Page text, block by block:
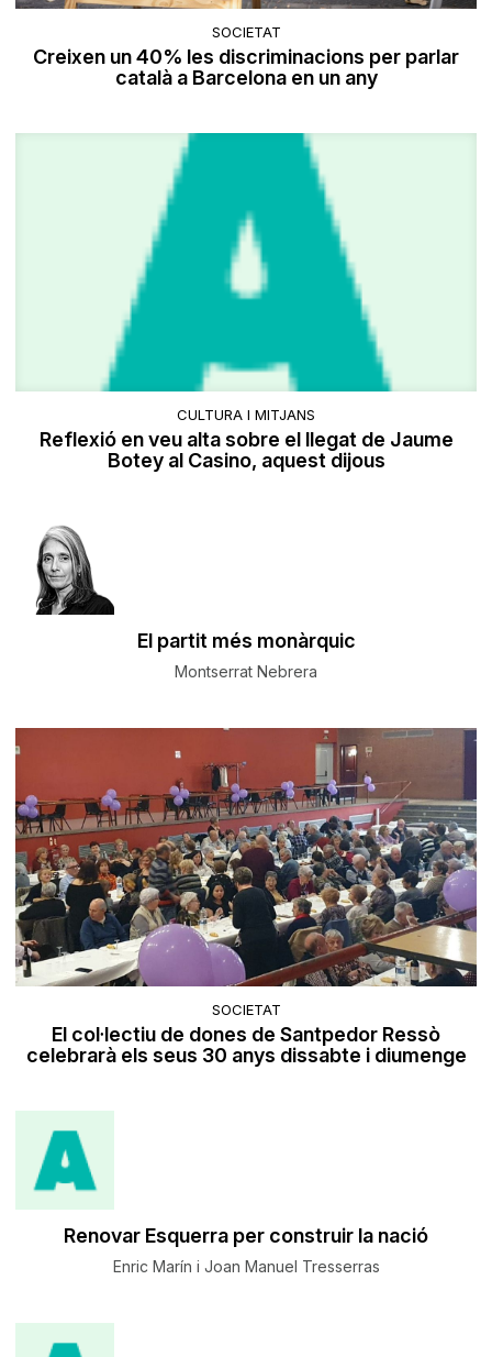
SOCIETAT
Creixen un 40% les discriminacions per parlar
català a Barcelona en un any
CULTURA I MITJANS
Reflexió en veu alta sobre el llegat de Jaume
Botey al Casino, aquest dijous
El partit més monàrquic
Montserrat Nebrera
SOCIETAT
El col·lectiu de dones de Santpedor Ressò
celebrarà els seus 30 anys dissabte i diumenge
Renovar Esquerra per construir la nació
Enric Marín i Joan Manuel Tresserras